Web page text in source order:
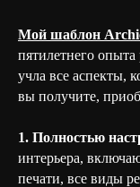
Мой шаблон
пятилетнего
учла все аспекты,
вы получите,
1. Полностью
интерьера,
печати, все виды